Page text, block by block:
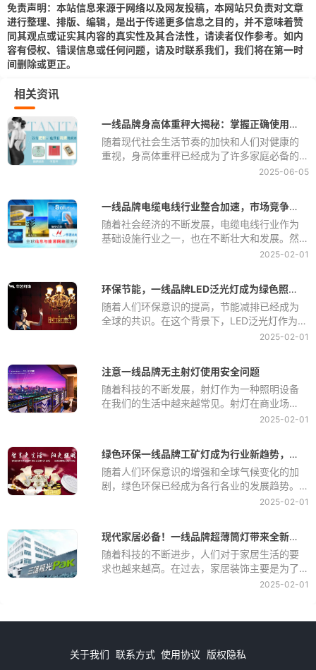
免责声明：本站信息来源于网络以及网友投稿，本网站只负责对文章
进行整理、排版、编辑，是出于传递更多信息之目的，并不意味着赞
同其观点或证实其内容的真实性及其合法性，请读者仅作参考。如内
容有侵权、错误信息或任何问题，请及时联系我们，我们将在第一时
间删除或更正。
相关资讯
一线品牌身高体重秤大揭秘：掌握正确使用方法，准确监测身体变化
随着现代社会生活节奏的加快和人们对健康的
重视，身高体重秤已经成为了许多家庭必备的
健康监测工具之一。通过定期测量身体的体重
的发生。但是，很多人在使用身高体重秤时却
常常出现误差，导致无法准确监测身体变化。
因此，正确掌握一线品牌身高体重秤的使用方
2025-06-05
一线品牌电缆电线行业整合加速，市场竞争愈发激烈
随着社会经济的不断发展，电缆电线行业作为
基础设施行业之一，也在不断壮大和发展。然
而，随着市场竞争的加剧，一线品牌电缆电线
2025-02-01
环保节能，一线品牌LED泛光灯成为绿色照明新选择
随着人们环保意识的提高，节能减排已经成为
全球的共识。在这个背景下，LED泛光灯作为一
种新型的绿色照明产品，被越来越多的人所青
2025-02-01
注意一线品牌无主射灯使用安全问题
随着科技的不断发展，射灯作为一种照明设备
在我们的生活中越来越常见。射灯在商业场
所、家庭、办公室等各种场所都有广泛的应
患，如果不注意使用，可能会导致火灾、触电
等危险事故的发生。因此，在使用射灯时，我
们必须要注意一些安全问题，以保障我们的生
2025-02-01
绿色环保一线品牌工矿灯成为行业新趋势，节能效果显著
随着人们环保意识的增强和全球气候变化的加
剧，绿色环保已经成为各行各业的发展趋势。
在工矿行业，灯光作为必不可少的设备之一，
来越多企业和消费者的青睐。
2025-02-01
现代家居必备！一线品牌超薄筒灯带来全新照明体验
随着科技的不断进步，人们对于家居生活的要
求也越来越高。在过去，家居装饰主要是为了
美化环境，提升居住品质，而如今，人们对于
2025-02-01
关于我们 联系方式 使用协议 版权隐私